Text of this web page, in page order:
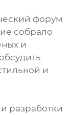
форум
собрало
и
и
разработки